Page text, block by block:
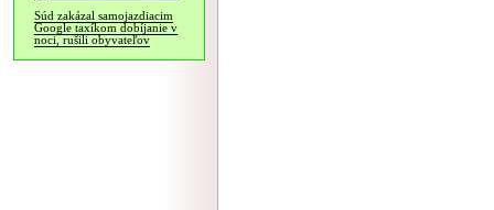
Súd zakázal samojazdiacim
Google taxíkom dobíjanie v
noci, rušili obyvateľov